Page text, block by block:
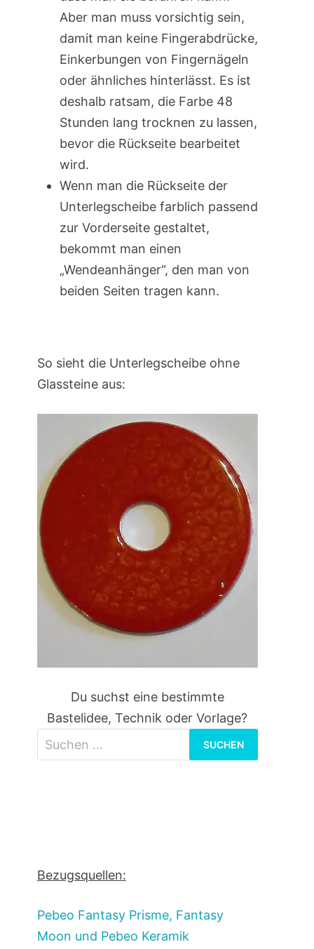
Aber man muss vorsichtig sein,
damit man keine Fingerabdrücke,
Einkerbungen von Fingernägeln
oder ähnliches hinterlässt. Es ist
deshalb ratsam, die Farbe 48
Stunden lang trocknen zu lassen,
bevor die Rückseite bearbeitet
wird.
Wenn man die Rückseite der
Unterlegscheibe farblich passend
zur Vorderseite gestaltet,
bekommt man einen
„Wendeanhänger“, den man von
beiden Seiten tragen kann.
So sieht die Unterlegscheibe ohne
Glassteine aus:
Du suchst eine bestimmte
Bastelidee, Technik oder Vorlage?
nach:
Bezugsquellen:
Pebeo Fantasy Prisme, Fantasy
Moon und Pebeo Keramik